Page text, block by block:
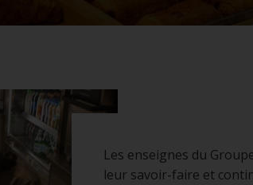
Les enseignes du
leur savoir-faire et